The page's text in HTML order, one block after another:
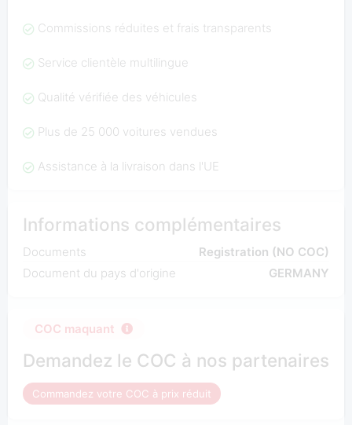
Commissions réduites et frais transparents
Service clientèle multilingue
Qualité vérifiée des véhicules
Plus de 25 000 voitures vendues
Assistance à la livraison dans l'UE
Informations complémentaires
Documents
Registration (NO COC)
Document du pays d'origine
GERMANY
COC maquant
Demandez le COC à nos partenaires
Commandez votre COC à prix réduit